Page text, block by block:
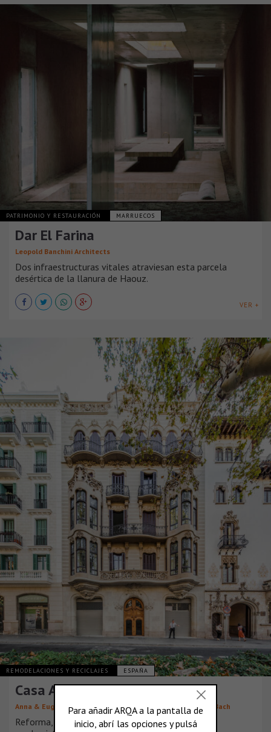
PATRIMONIO Y RESTAURACIÓN MARRUECOS
Dar El Farina
Leopold Banchini Architects
Dos infraestructuras vitales atraviesan esta parcela
desértica de la llanura de Haouz.
VER +
REMODELACIONES Y RECICLAJES ESPAÑA
Casa Alesan
Anna & Eugeni Bach Bach Arquitectes , Anna Bach Eugeni Bach
Reforma, rehabilitación y ampliación de una finca